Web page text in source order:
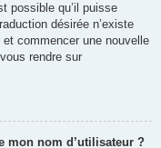
possible qu’il puisse
désirée n’existe
commencer une nouvelle
rendre sur
mon nom d’utilisateur ?